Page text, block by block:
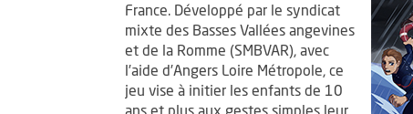
France. Développé par le syndicat
mixte des Basses Vallées angevines
et de la Romme (SMBVAR), avec
l’aide d’Angers Loire Métropole, ce
jeu vise à initier les enfants de 10
ans et plus aux gestes simples leur